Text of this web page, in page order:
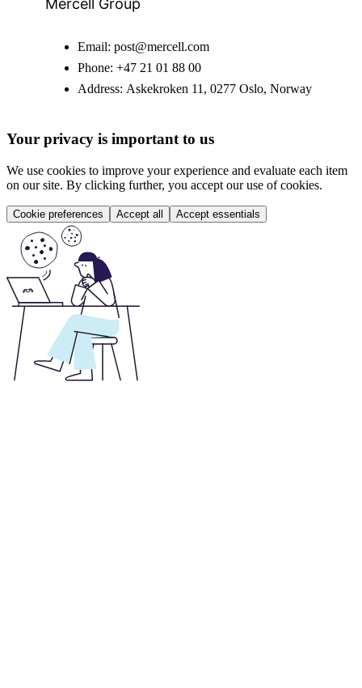
Email: post@mercell.com
Phone: +47 21 01 88 00
Address: Askekroken 11, 0277 Oslo, Norway
Your privacy is important to us
We use cookies to improve your experience and evaluate each item
on our site. By clicking further, you accept our use of cookies.
Cookie preferences Accept all Accept essentials